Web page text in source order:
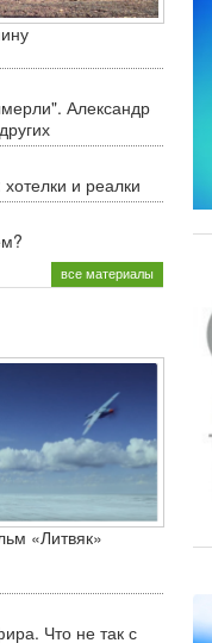
Александр
и реалки
все материалы
«Литвяк»
Что не так с